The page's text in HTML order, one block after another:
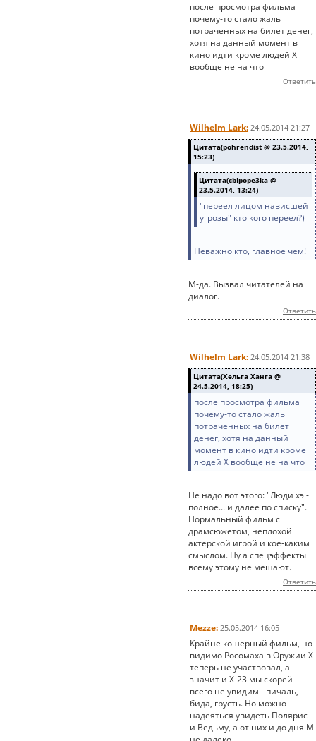
после просмотра фильма
почему-то стало жаль
потраченных на билет денег,
хотя на данный момент в
кино идти кроме людей Х
вообще не на что
Ответить
Wilhelm Lark: 24.05.2014 21:27
Цитата(pohrendist @ 23.5.2014,
15:23)
Цитата(cbIpope3ka @
23.5.2014, 13:24)
"переел лицом нависшей
угрозы" кто кого переел?)
Неважно кто, главное чем!
М-да. Вызвал читателей на
диалог.
Ответить
Wilhelm Lark: 24.05.2014 21:38
Цитата(Хельга Ханга @
24.5.2014, 18:25)
после просмотра фильма
почему-то стало жаль
потраченных на билет
денег, хотя на данный
момент в кино идти кроме
людей Х вообще не на что
Не надо вот этого: "Люди хэ -
полное... и далее по списку".
Нормальный фильм с
драмсюжетом, неплохой
актерской игрой и кое-каким
смыслом. Ну а спецэффекты
всему этому не мешают.
Ответить
Mezze: 25.05.2014 16:05
Крайне кошерный фильм, но
видимо Росомаха в Оружии Х
теперь не участвовал, а
значит и Х-23 мы скорей
всего не увидим - пичаль,
бида, грусть. Но можно
надеяться увидеть Полярис
и Ведьму, а от них и до дня М